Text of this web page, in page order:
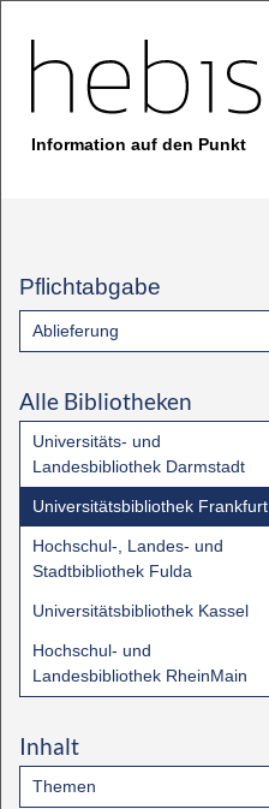
Information auf den Punkt
Pflichtabgabe
Ablieferung
Alle Bibliotheken
Universitäts- und
Landesbibliothek Darmstadt
Universitätsbibliothek Frankfurt
Hochschul-, Landes- und
Stadtbibliothek Fulda
Universitätsbibliothek Kassel
Hochschul- und
Landesbibliothek RheinMain
Inhalt
Themen